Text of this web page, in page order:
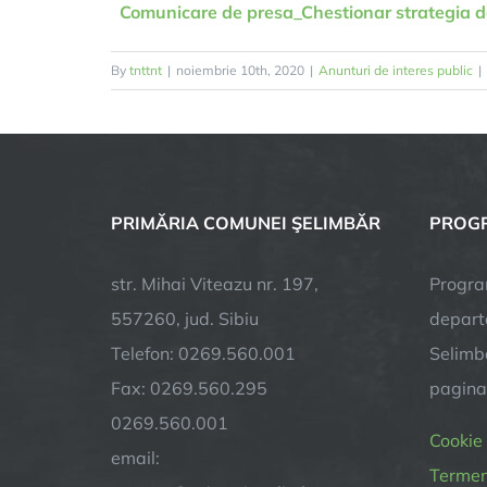
Comunicare de presa_Chestionar strategia
By tnttnt | noiembrie 10th, 2020 | Anunturi de interes public |
PRIMĂRIA COMUNEI ŞELIMBĂR
str. Mihai Viteazu nr. 197,
557260, jud. Sibiu
Telefon: 0269.560.001
Fax: 0269.560.295
0269.560.001
email:
pagina
Cookie